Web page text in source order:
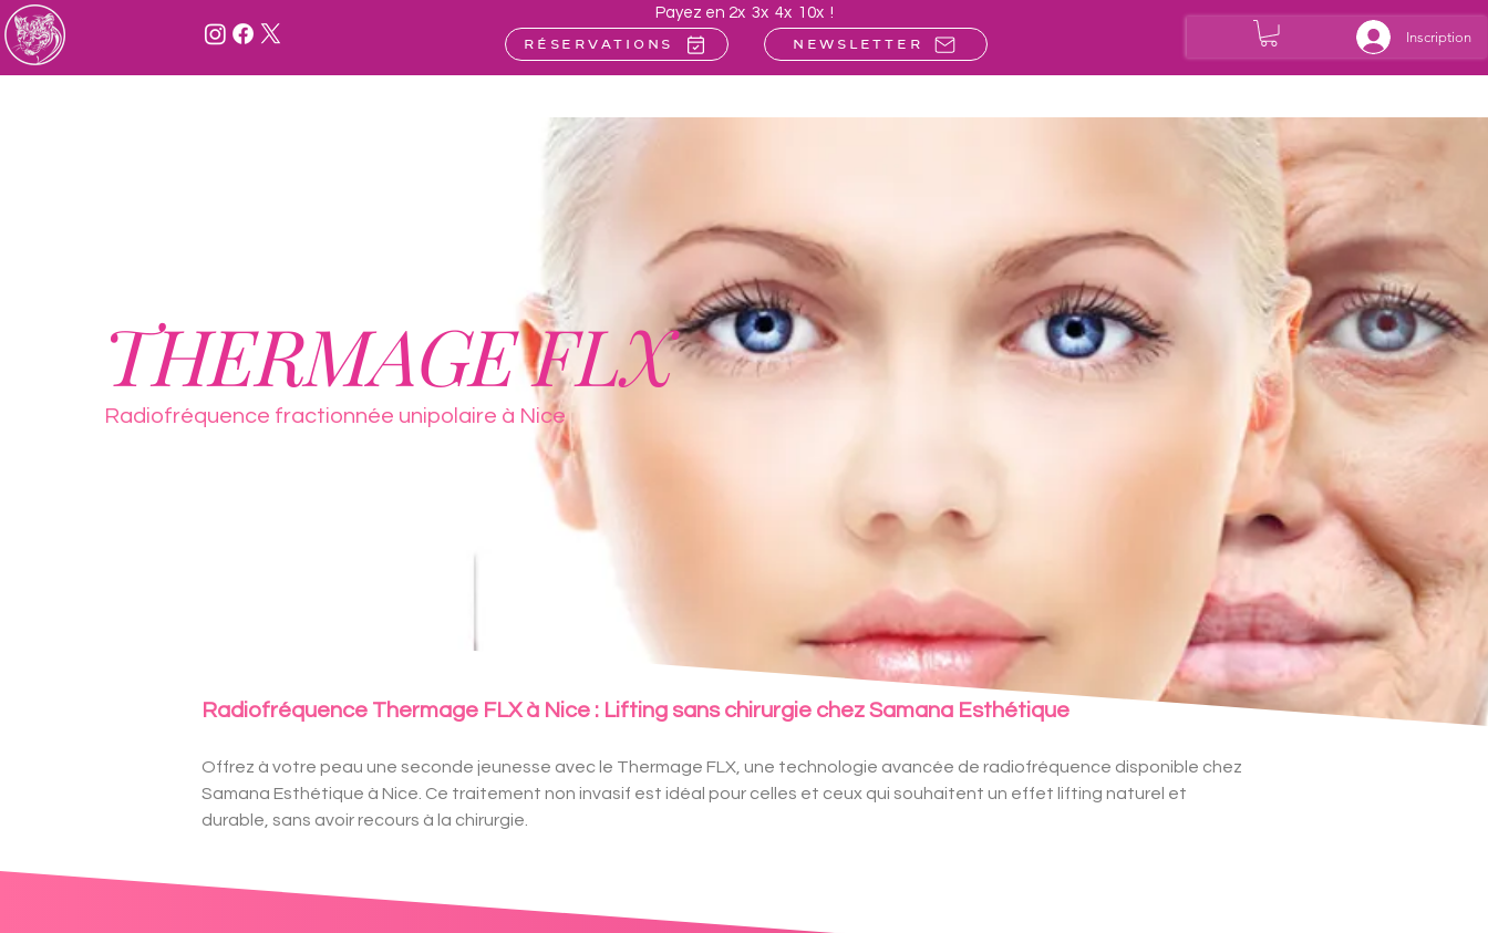
Inscription
Payez en 2x 3x 4x 10x !
Réservations Newsletter
THERMAGE FLX
Radiofréquence fractionnée unipolaire à Nice
Radiofréquence Thermage FLX à Nice : Lifting sans chirurgie chez Samana Esthétique
Offrez à votre peau une seconde jeunesse avec le Thermage FLX, une technologie avancée de radiofréquence disponible chez
Samana Esthétique à Nice. Ce traitement non invasif est idéal pour celles et ceux qui souhaitent un effet lifting naturel et
durable, sans avoir recours à la chirurgie.